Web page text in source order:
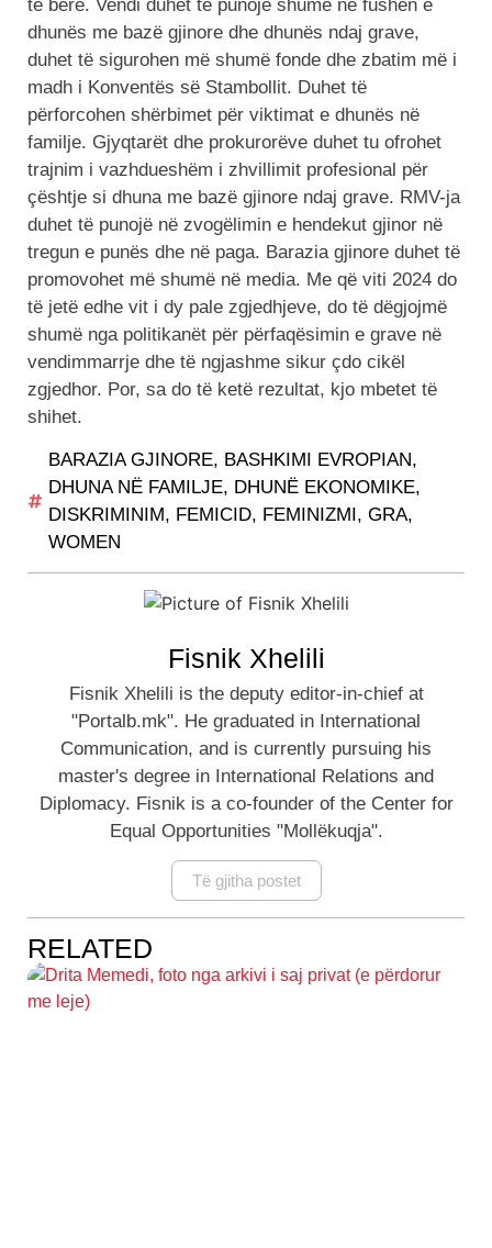
të bërë. Vendi duhet të punojë shumë në fushën e
dhunës me bazë gjinore dhe dhunës ndaj grave,
duhet të sigurohen më shumë fonde dhe zbatim më i
madh i Konventës së Stambollit. Duhet të
përforcohen shërbimet për viktimat e dhunës në
familje. Gjyqtarët dhe prokurorëve duhet tu ofrohet
trajnim i vazhdueshëm i zhvillimit profesional për
çështje si dhuna me bazë gjinore ndaj grave. RMV-ja
duhet të punojë në zvogëlimin e hendekut gjinor në
tregun e punës dhe në paga. Barazia gjinore duhet të
promovohet më shumë në media. Me që viti 2024 do
të jetë edhe vit i dy pale zgjedhjeve, do të dëgjojmë
shumë nga politikanët për përfaqësimin e grave në
vendimmarrje dhe të ngjashme sikur çdo cikël
zgjedhor. Por, sa do të ketë rezultat, kjo mbetet të
shihet.
BARAZIA GJINORE, BASHKIMI EVROPIAN,
DHUNA NË FAMILJE, DHUNË EKONOMIKE,
DISKRIMINIM, FEMICID, FEMINIZMI, GRA,
WOMEN
Fisnik Xhelili
Fisnik Xhelili is the deputy editor-in-chief at
"Portalb.mk". He graduated in International
Communication, and is currently pursuing his
master's degree in International Relations and
Diplomacy. Fisnik is a co-founder of the Center for
Equal Opportunities "Mollëkuqja".
Të gjitha postet
RELATED